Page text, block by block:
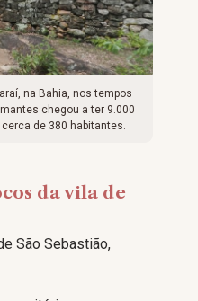
na Bahia, nos tempos
chegou a ter 9.000
de 380 habitantes.
da vila de
São Sebastião,